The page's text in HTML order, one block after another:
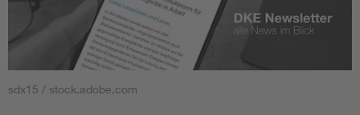
sdx15 / stock.adobe.com